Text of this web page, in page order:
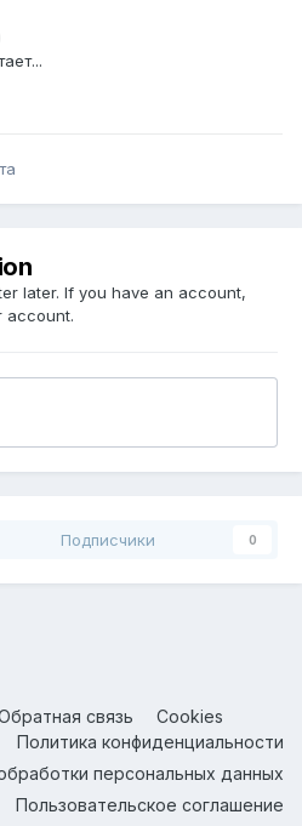
later. If you have an account,
account.
Подписчики 0
связь
Cookies
Политика конфиденциальности
персональных данных
Пользовательское соглашение